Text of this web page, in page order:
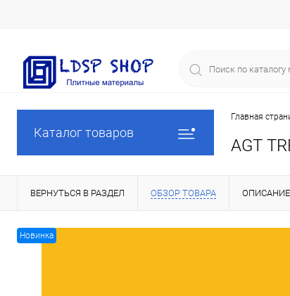
Каталог товаров
Главная
AGT
ВЕРНУТЬСЯ В РАЗДЕЛ ОБЗОР ТОВАРА ОПИСАНИЕ
Новинка